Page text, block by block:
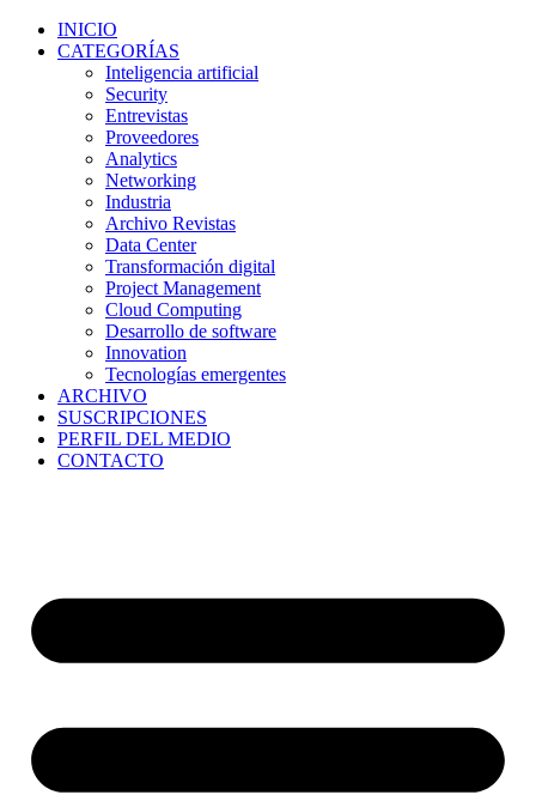
INICIO
CATEGORÍAS
Inteligencia artificial
Security
Entrevistas
Proveedores
Analytics
Networking
Industria
Archivo Revistas
Data Center
Transformación digital
Project Management
Cloud Computing
Desarrollo de software
Innovation
Tecnologías emergentes
ARCHIVO
SUSCRIPCIONES
PERFIL DEL MEDIO
CONTACTO